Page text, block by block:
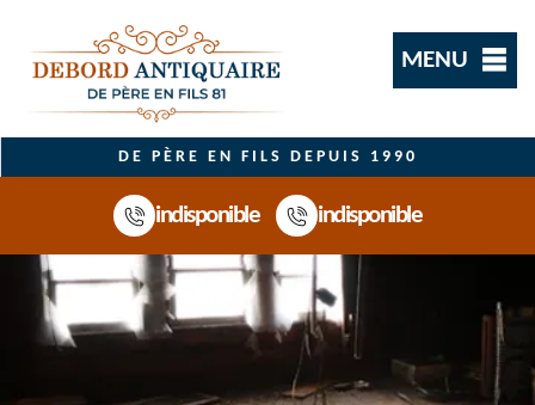
MENU
DE PÈRE EN FILS DEPUIS 1990
indisponible indisponible